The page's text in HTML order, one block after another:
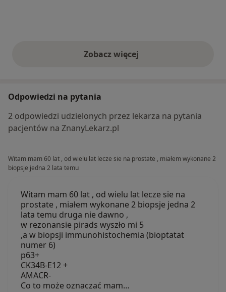
Zobacz więcejopinie powyżej
Odpowiedzi na pytania
2 odpowiedzi udzielonych przez lekarza na pytania
pacjentów na ZnanyLekarz.pl
Witam mam 60 lat , od wielu lat lecze sie na prostate , miałem wykonane 2
biopsje jedna 2 lata temu
Witam mam 60 lat , od wielu lat lecze sie na
prostate , miałem wykonane 2 biopsje jedna 2
lata temu druga nie dawno ,
w rezonansie pirads wyszło mi 5
,a w biopsji immunohistochemia (bioptatat
numer 6)
p63+
CK34B-E12 +
AMACR-
Co to może oznaczać mam…